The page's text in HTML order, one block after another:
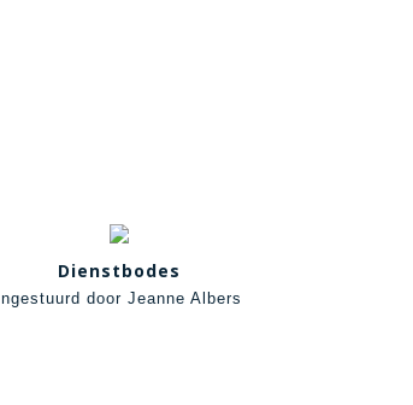
Dienstbodes
Ingestuurd door Jeanne Albers